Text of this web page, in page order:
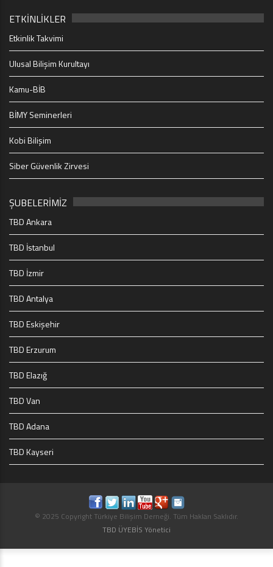
ETKİNLİKLER
Etkinlik Takvimi
Ulusal Bilişim Kurultayı
Kamu-BİB
BİMY Seminerleri
Kobi Bilişim
Siber Güvenlik Zirvesi
ŞUBELERİMİZ
TBD Ankara
TBD İstanbul
TBD İzmir
TBD Antalya
TBD Eskişehir
TBD Erzurum
TBD Elazığ
TBD Van
TBD Adana
TBD Kayseri
© 2025 Copyright Türkiye Bilişim Derneği. Tüm Hakları Saklıdır.
TBD ÜYEBİS Yönetici